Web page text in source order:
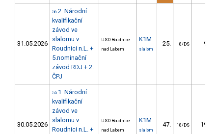
31.05.2026
56 2. Národní
kvalifikační
závod ve
slalomu v
Roudnici n.L. +
5.nominační
závod RDJ + 2.
ČPJ
USD Roudnice
nad Labem
K1M
slalom
25. 8/DS 9.14
30.05.2026
55 1. Národní
kvalifikační
závod ve
slalomu v
Roudnici n.L. +
USD Roudnice
nad Labem
K1M
slalom
47. 18/DS 19.91